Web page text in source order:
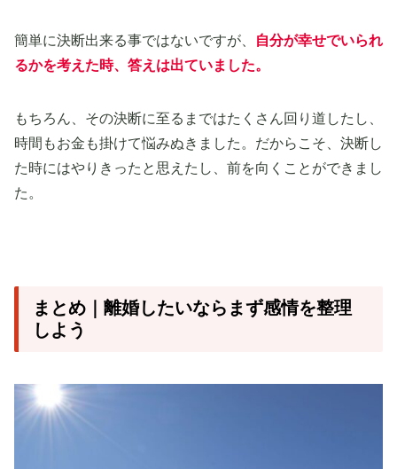
簡単に決断出来る事ではないですが、
自分が幸せでいられ
るかを考えた時、答えは出ていました。
もちろん、その決断に至るまではたくさん回り道したし、
時間もお金も掛けて悩みぬきました。だからこそ、決断し
た時にはやりきったと思えたし、前を向くことができまし
た。
まとめ｜離婚したいならまず感情を整理
しよう